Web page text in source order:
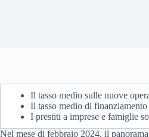
Il tasso medio sulle nuove
Il tasso medio di
I prestiti a imprese e famiglie
Nel mese di febbraio 2024, il